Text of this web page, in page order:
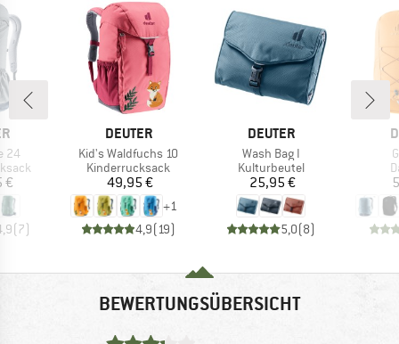
24
€
(7)
MARKE
DEUTER
Artikel
Kid's Waldfuchs 10
Produktgruppe
Kinderrucksack
Preis
49,95 €
+1
4,9(19)
MARKE
DEUTER
Artikel
Wash Bag I
Produktgruppe
Kulturbeutel
Preis
25,95 €
5,0(8)
BEWERTUNGSÜBERSICHT